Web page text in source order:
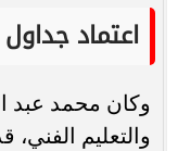
اعتماد
وكان محمد عبد
والتعليم